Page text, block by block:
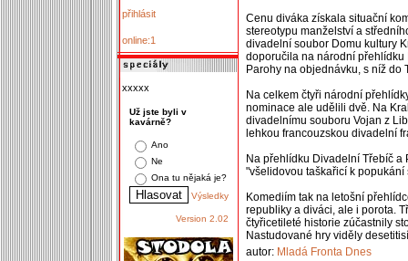
přihlásit
online:1
xxxxx
Už jste byli v
kavárně?
Ano
Ne
Ona tu nějaká je?
Výsledky
Version 2.02
Cenu diváka získala situační
stereotypu manželství a
divadelní soubor Domu kultury
doporučila na národní
Parohy na objednávku, s níž do
Na celkem čtyři národní
nominace ale udělili dvě. Na
divadelnímu souboru Vojan z
lehkou francouzskou divadelní
Na přehlídku Divadelní Třebíč a
"všelidovou taškařicí k
Komediím tak na letošní
republiky a diváci, ale i porota.
čtyřicetileté historie zúčastnily
Nastudované hry viděly
autor: Mladá Fronta Dnes